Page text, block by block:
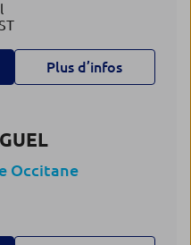
Plus d’infos
Occitane